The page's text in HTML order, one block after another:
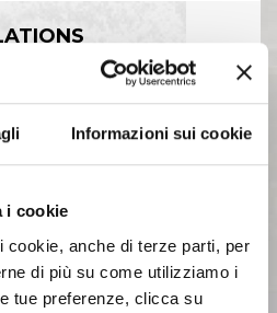
Informazioni sui cookie
i cookie
anche di terze parti, per
di più su come utilizziamo i
tue preferenze, clicca su